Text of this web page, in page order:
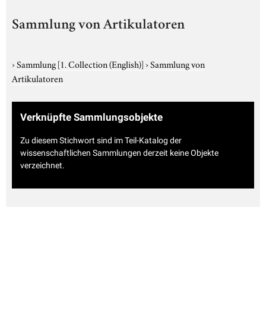
Sammlung von Artikulatoren
›Sammlung[1. Collection (English)]›Sammlung von
Artikulatoren
Verknüpfte Sammlungsobjekte
Zu diesem Stichwort sind im Teil-Katalog der
wissenschaftlichen Sammlungen derzeit keine Objekte
verzeichnet.